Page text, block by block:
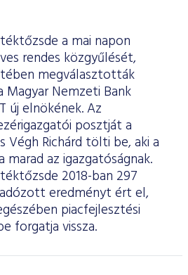
a mai napon
rendes közgyűlését,
megválasztották
Magyar Nemzeti Bank
új elnökének. Az
posztját a
Végh Richárd tölti be, aki a
marad az igazgatóságnak.
2018-ban 297
eredményt ért el,
piacfejlesztési
forgatja vissza.